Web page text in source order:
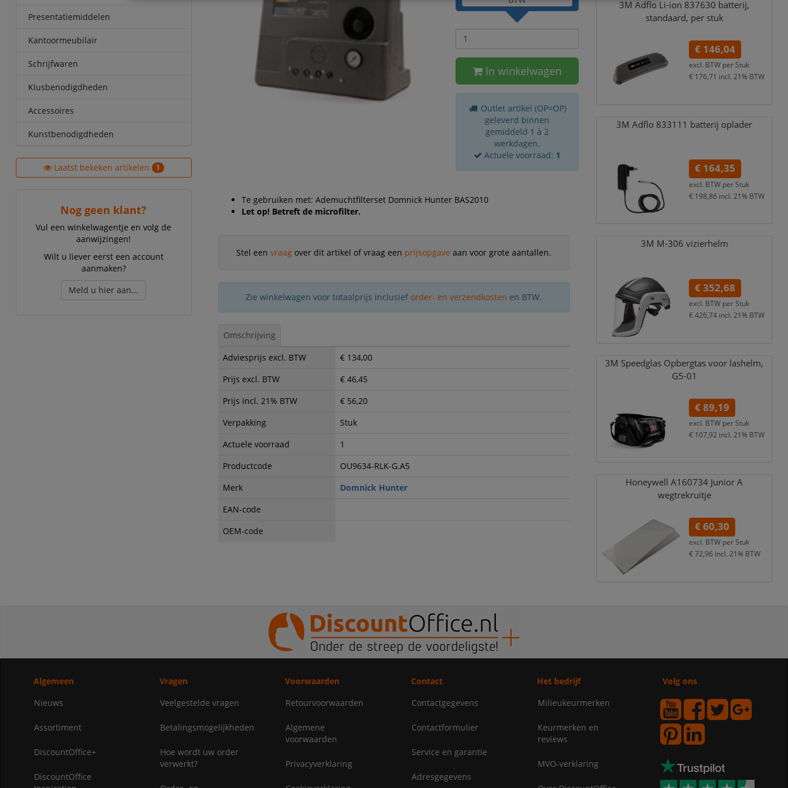
Presentatiemiddelen
Kantoormeubilair
Schrijfwaren
Klusbenodigdheden
Accessoires
Kunstbenodigdheden
Laatst bekeken artikelen 1
Nog geen klant?
Vul een winkelwagentje en volg de
aanwijzingen!
Wilt u liever eerst een account
aanmaken?
Meld u hier aan...
In winkelwagen
Outlet artikel (OP=OP)
geleverd binnen
gemiddeld 1 à 2
werkdagen.
Actuele voorraad: 1
Te gebruiken met: Ademuchtfilterset Domnick Hunter BAS2010
Let op! Betreft de microfilter.
Stel eenvraag over dit artikel of vraag een prijsopgave aan voor grote aantallen.
Zie winkelwagen voor totaalprijs inclusief order- en verzendkosten en BTW.
Omschrijving
Adviesprijs excl. BTW
€ 134,00
Prijs excl. BTW
€ 46,45
Prijs incl. 21% BTW
€ 56,20
Verpakking
Stuk
Actuele voorraad
1
Productcode
OU9634-RLK-G.A5
Merk
Domnick Hunter
EAN-code
OEM-code
3M Adflo Li-ion 837630 batterij,
standaard, per stuk
€ 146,04
excl. BTW per Stuk
€ 176,71 incl. 21% BTW
3M Adflo 833111 batterij oplader
€ 164,35
excl. BTW per Stuk
€ 198,86 incl. 21% BTW
3M M-306 vizierhelm
€ 352,68
excl. BTW per Stuk
€ 426,74 incl. 21% BTW
3M Speedglas Opbergtas voor lashelm,
G5-01
€ 89,19
excl. BTW per Stuk
€ 107,92 incl. 21% BTW
Honeywell A160734 Junior A
wegtrekruitje
€ 60,30
excl. BTW per Stuk
€ 72,96 incl. 21% BTW
Algemeen
Nieuws
Assortiment
DiscountOffice+
DiscountOffice
Vragen
Veelgestelde vragen
Betalingsmogelijkheden
Hoe wordt uw order
verwerkt?
Voorwaarden
Retourvoorwaarden
Algemene
voorwaarden
Privacyverklaring
Contact
Contactgegevens
Contactformulier
Service en garantie
Adresgegevens
Het bedrijf
Milieukeurmerken
Keurmerken en
reviews
MVO-verklaring
Volg ons